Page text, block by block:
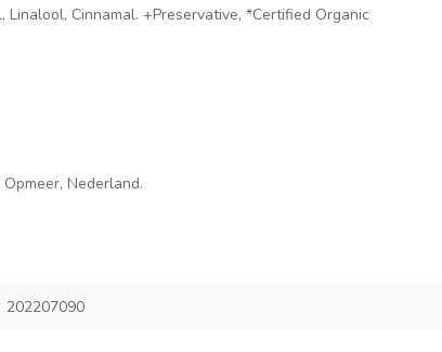
Cinnamal. +Preservative, *Certified Organic
Nederland.
202207090